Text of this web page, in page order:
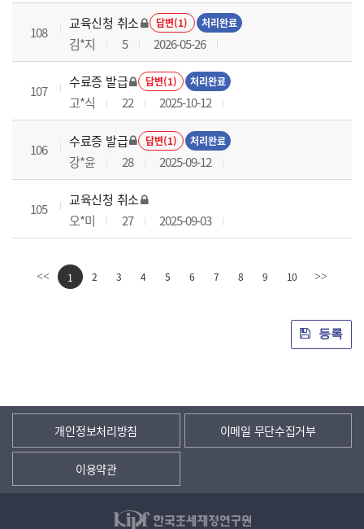
108
교육신청 취소 답변(1) 처리완료
김*지 5 2026-05-26
107
수료증 발급 답변(1) 처리완료
고*식 22 2025-10-12
106
수료증 발급 답변(1) 처리완료
강*윤 28 2025-09-12
105
교육신청 취소
오*미
27 2025-09-03
<< 1 2 3 4 5 6 7 8 9 10 >>
등록
개인정보처리방침 이메일 무단수집거부
이용약관